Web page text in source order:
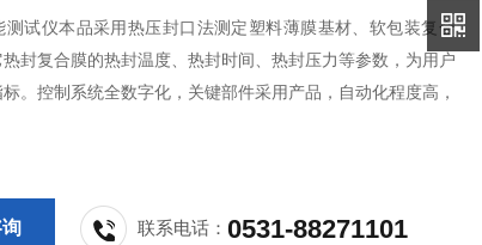
测试仪本品采用热压封口法测定塑料薄膜基材、软包装复合
封复合膜的热封温度、热封时间、热封压力等参数，为用户
。控制系统全数字化，关键部件采用产品，自动化程度高，
联系电话：0531-88271101